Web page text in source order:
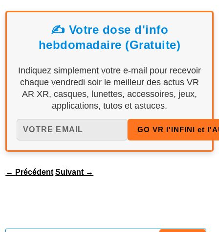
✍️ Votre dose d'info
hebdomadaire (Gratuite)
Indiquez simplement votre e-mail pour recevoir
chaque vendredi soir le meilleur des actus VR
AR XR, casques, lunettes, accessoires, jeux,
applications, tutos et astuces.
← Précédent Suivant →